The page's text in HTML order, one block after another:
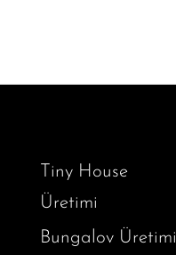
Tiny House
Üretimi
Bungalov Üretimi